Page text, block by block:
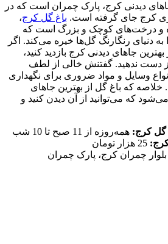
دیدنی کرج، پارک چمران است که در
کرج جای گرفته است. باغ گل کرج،
و درخت‌های کوچک و بزرگ است که
دنیای رنگارنگ گل‌ها خیره می‌کند. اگر
جاهای دیدنی کرج بازدید کنید،
از دست ندهید. گفتنش خالی از لطف
وسایل و مواد ضروری برای نگهداری
خلاصه که باغ گل از بهترین جاهای
که می‌توانید از آن دیدن کنید و
گل کرج: همه‌روزه از 11 صبح تا 10 شب
بلوار چمران کرج، پارک چمران